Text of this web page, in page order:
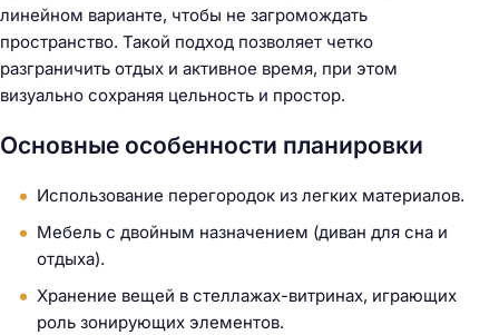
линейном варианте, чтобы не загромождать
пространство. Такой подход позволяет четко
разграничить отдых и активное время, при этом
визуально сохраняя цельность и простор.
Основные особенности планировки
Использование перегородок из легких материалов.
Мебель с двойным назначением (диван для сна и
отдыха).
Хранение вещей в стеллажах-витринах, играющих
роль зонирующих элементов.